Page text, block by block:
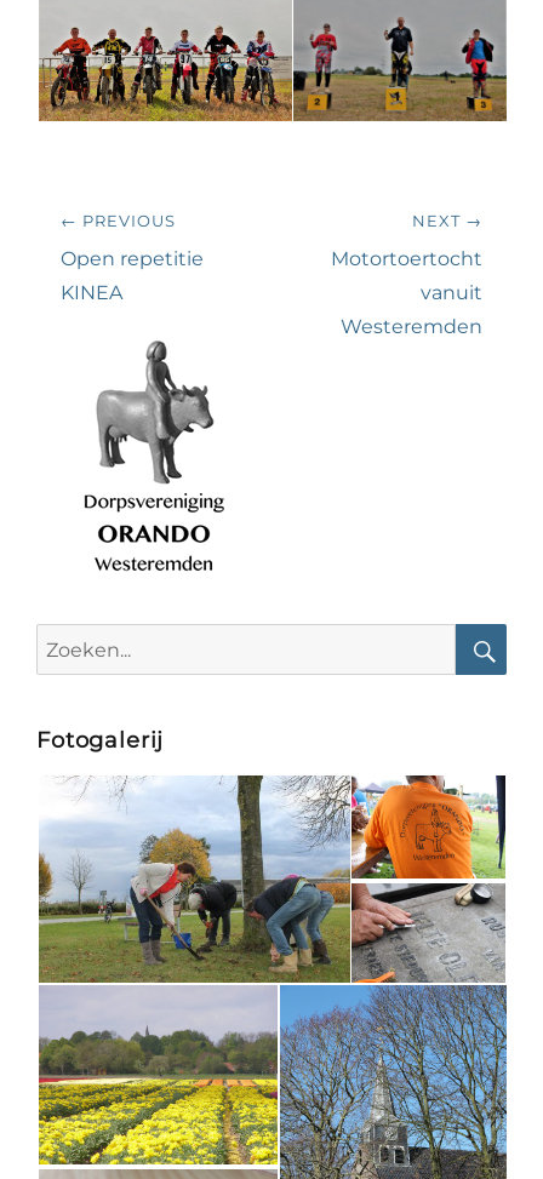
Bericht
navigatie
← PREVIOUS
Previous
post:
Open repetitie
KINEA
NEXT →
NextMotortoertocht
vanuit
Westeremden
for:
Fotogalerij